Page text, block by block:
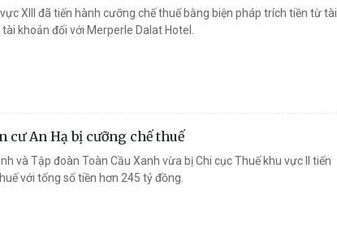
XIII đã tiến hành cưỡng chế thuế bằng biện pháp trích tiền từ tài
khoản đối với Merperle Dalat Hotel.
cư An Hạ bị cưỡng chế thuế
và Tập đoàn Toàn Cầu Xanh vừa bị Chi cục Thuế khu vực II tiến
với tổng số tiền hơn 245 tỷ đồng.